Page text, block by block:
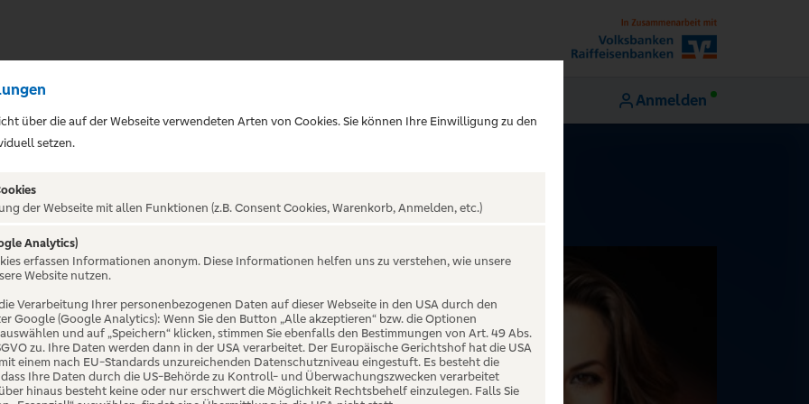
Anmelden
- Sex ist
Nummer
über die auf der Webseite verwendeten Arten von Cookies. Sie können Ihre Einwilligung zu den
setzen.
der Webseite mit allen Funktionen (z.B. Consent Cookies, Warenkorb, Anmelden, etc.)
Analytics)
erfassen Informationen anonym. Diese Informationen helfen uns zu verstehen, wie unsere
Website nutzen.
Verarbeitung Ihrer personenbezogenen Daten auf dieser Webseite in den USA durch den
Google (Google Analytics): Wenn Sie den Button „Alle akzeptieren“ bzw. die Optionen
und auf „Speichern“ klicken, stimmen Sie ebenfalls den Bestimmungen von Art. 49 Abs.
zu. Ihre Daten werden dann in der USA verarbeitet. Der Europäische Gerichtshof hat die USA
einem nach EU-Standards unzureichenden Datenschutzniveau eingestuft. Es besteht die
Ihre Daten durch die US-Behörde zu Kontroll- und Überwachungszwecken verarbeitet
hinaus besteht keine oder nur erschwert die Möglichkeit Rechtsbehelf einzulegen. Falls Sie